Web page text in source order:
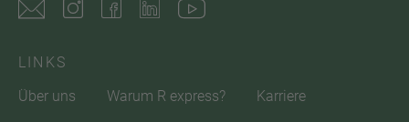
LINKS
Über uns
Warum R express? Karriere